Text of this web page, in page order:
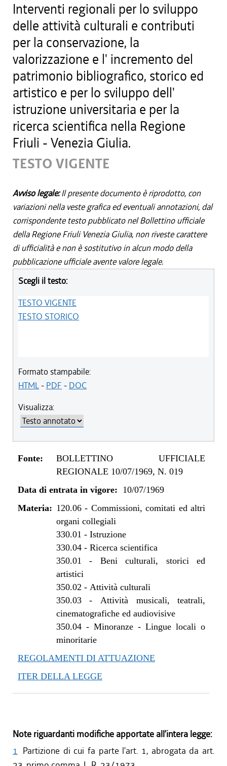
Interventi regionali per lo sviluppo
delle attività culturali e contributi
per la conservazione, la
valorizzazione e l' incremento del
patrimonio bibliografico, storico ed
artistico e per lo sviluppo dell'
istruzione universitaria e per la
ricerca scientifica nella Regione
Friuli - Venezia Giulia.
TESTO VIGENTE
Avviso legale:Il presente documento è riprodotto, con
variazioni nella veste grafica ed eventuali annotazioni, dal
corrispondente testo pubblicato nel Bollettino ufficiale
della Regione Friuli Venezia Giulia, non riveste carattere
di ufficialità e non è sostitutivo in alcun modo della
pubblicazione ufficiale avente valore legale.
Scegli il testo:
TESTO VIGENTE
TESTO STORICO
Formato stampabile:
HTML- PDF - DOC
Visualizza:
Fonte:
BOLLETTINO UFFICIALE
REGIONALE 10/07/1969, N. 019
Data di entrata in vigore: 10/07/1969
Materia: 120.06- Commissioni, comitati ed altri
organi collegiali
330.01 - Istruzione
330.04- Ricerca scientifica
350.01 - Beni culturali, storici ed
artistici
350.02 - Attività culturali
350.03-Attività musicali, teatrali,
cinematografiche ed audiovisive
350.04- Minoranze - Lingue locali o
minoritarie
REGOLAMENTI DI ATTUAZIONE
ITER DELLA LEGGE
Note riguardanti modifiche apportate all’intera legge:
1 Partizione di cui fa parte l'art. 1, abrogata da art.